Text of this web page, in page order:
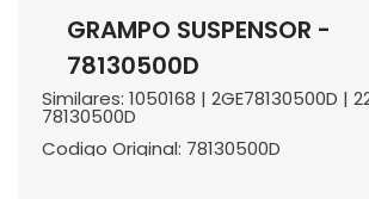
GRAMPO SUSPENSOR -
78130500D
Similares: 1050168 | 2GE78130500D |
78130500D
Codigo Original: 78130500D